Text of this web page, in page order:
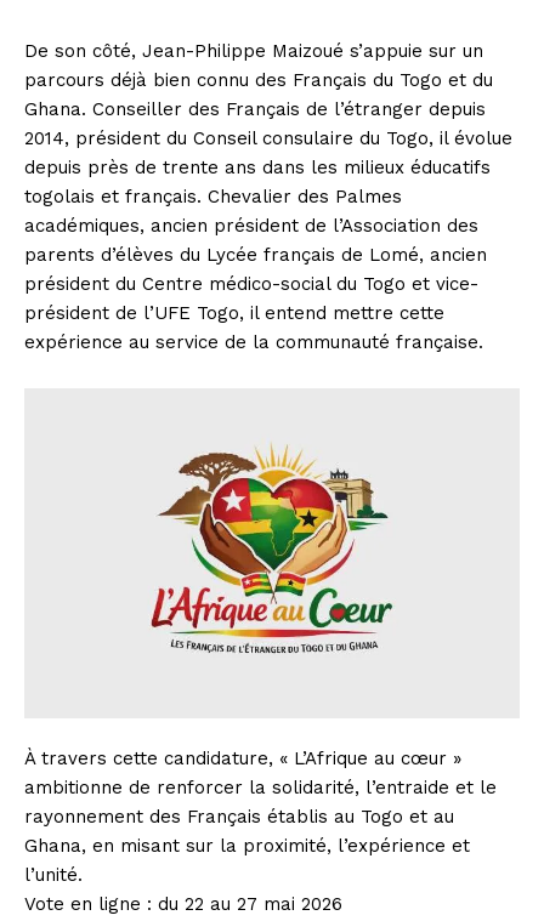
De son côté, Jean-Philippe Maizoué s’appuie sur un
parcours déjà bien connu des Français du Togo et du
Ghana. Conseiller des Français de l’étranger depuis
2014, président du Conseil consulaire du Togo, il évolue
depuis près de trente ans dans les milieux éducatifs
togolais et français. Chevalier des Palmes
académiques, ancien président de l’Association des
parents d’élèves du Lycée français de Lomé, ancien
président du Centre médico-social du Togo et vice-
président de l’UFE Togo, il entend mettre cette
expérience au service de la communauté française.
À travers cette candidature, « L’Afrique au cœur »
ambitionne de renforcer la solidarité, l’entraide et le
rayonnement des Français établis au Togo et au
Ghana, en misant sur la proximité, l’expérience et
l’unité.
Vote en ligne : du 22 au 27 mai 2026